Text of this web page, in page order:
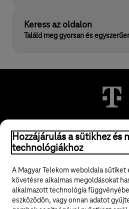
Keress az oldalon
Találd meg gyorsan és
© 2026 Magyar Telekom Nyrt.
ÁSZF
Adatvédelem
Hozzájárulás a sütikhez és
technológiákhoz
A Magyar Telekom weboldala sütiket
követésre alkalmas megoldásokat
alkalmazott technológia
eszközödön, vagy onnan adatot